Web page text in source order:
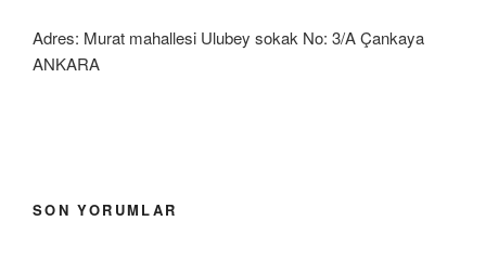
Adres: Murat mahallesi Ulubey sokak No: 3/A Çankaya
ANKARA
SON YORUMLAR